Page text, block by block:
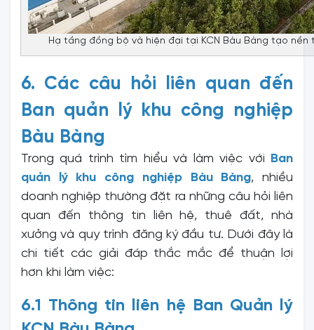
Hạ tầng đồng bộ và hiện đại tại KCN Bàu Bàng tạo
6. Các câu hỏi liên quan đến
Ban quản lý khu công nghiệp
Bàu Bàng
Trong quá trình tìm hiểu và làm việc với
Ban
quản lý khu công nghiệp Bàu Bàng, nhiều
doanh nghiệp thường đặt ra những câu hỏi liên
quan đến thông tin liên hệ, thuê đất, nhà
xưởng và quy trình đăng ký đầu tư. Dưới đây là
chi tiết các giải đáp thắc mắc để thuận lợi
hơn khi làm việc:
6.1 Thông tin liên hệ Ban Quản lý